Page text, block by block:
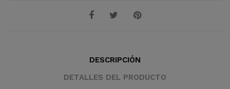
DESCRIPCIÓN
DETALLES DEL PRODUCTO